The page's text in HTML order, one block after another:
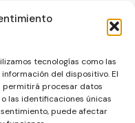
tecnologías como las
del dispositivo. El
permitirá procesar datos
las identificaciones únicas
puede afectar